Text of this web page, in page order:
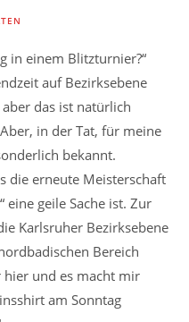
in einem Blitzturnier?“
auf Bezirksebene
das ist natürlich
Aber, in der Tat, für meine
bekannt.
die erneute Meisterschaft
eine geile Sache ist. Zur
Karlsruher Bezirksebene
Bereich
hier und es macht mir
am Sonntag